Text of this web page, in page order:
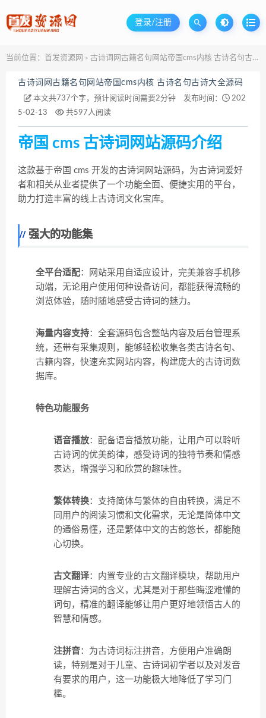
登录/注册
当前位置： 首发资源网 > 古诗词网古籍名句网站帝国cms内核 古诗名句古诗大全源码
古诗词网古籍名句网站帝国cms内核 古诗名句古诗大全源码
本文共737个字，预计阅读时间需要2分钟 发布时间：
202
5-02-13
共597人阅读
帝国 cms 古诗词网站源码介绍
这款基于帝国 cms 开发的古诗词网站源码，为古诗词爱好
者和相关从业者提供了一个功能全面、便捷实用的平台，
助力打造丰富的线上古诗词文化宝库。
强大的功能集
全平台适配：网站采用自适应设计，完美兼容手机移
动端，无论用户使用何种设备访问，都能获得流畅的
浏览体验，随时随地感受古诗词的魅力。
海量内容支持：全套源码包含整站内容及后台管理系
统，还带有采集规则，能够轻松收集各类古诗名句、
古籍内容，快速充实网站内容，构建庞大的古诗词数
据库。
特色功能服务
语音播放：配备语音播放功能，让用户可以聆听
古诗词的优美韵律，感受诗词的独特节奏和情感
表达，增强学习和欣赏的趣味性。
繁体转换：支持简体与繁体的自由转换，满足不
同用户的阅读习惯和文化需求，无论是简体中文
的通俗易懂，还是繁体中文的古韵悠长，都能随
心切换。
古文翻译：内置专业的古文翻译模块，帮助用户
理解古诗词的含义，尤其是对于那些晦涩难懂的
词句，精准的翻译能够让用户更好地领悟古人的
智慧和情感。
注拼音：为古诗词标注拼音，方便用户准确朗
读，特别是对于儿童、古诗词初学者以及对发音
有要求的用户，这一功能极大地降低了学习门
槛。